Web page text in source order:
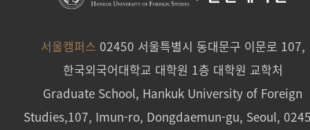
서울캠퍼스 02450 서울특별시 동대문구 이문로 107,
한국외국어대학교 대학원 1층 대학원 교학처
Graduate School, Hankuk University of Foreign
Studies,107, Imun-ro, Dongdaemun-gu, Seoul,